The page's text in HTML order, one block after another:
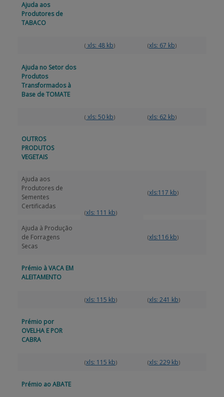
Ajuda aos
Produtores de
TABACO
( xls: 48 kb) (xls: 67 kb)
Ajuda no Setor dos
Produtos
Transformados à
Base de TOMATE
( xls: 50 kb) (xls: 62 kb)
OUTROS
PRODUTOS
VEGETAIS
Ajuda aos
Produtores de
Sementes
Certificadas
(xls: 111 kb)
(xls:117 kb)
Ajuda à Produção
de Forragens
Secas
(xls:116 kb)
Prémio à VACA EM
ALEITAMENTO
(xls: 115 kb) (xls: 241 kb)
Prémio por
OVELHA E POR
CABRA
(xls: 115 kb) (xls: 229 kb)
Prémio ao ABATE